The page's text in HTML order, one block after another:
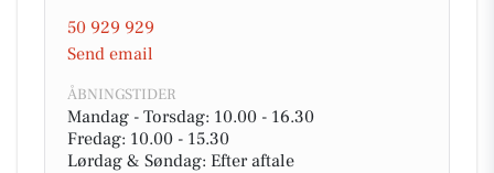
50 929 929
Send email
ÅBNINGSTIDER
Mandag - Torsdag: 10.00 - 16.30
Fredag: 10.00 - 15.30
Lørdag & Søndag: Efter aftale